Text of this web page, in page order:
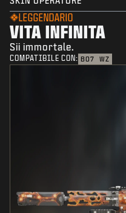
LEGGENDARIO
VITA INFINITA
Sii immortale.
COMPATIBILE CON: BO7 WZ